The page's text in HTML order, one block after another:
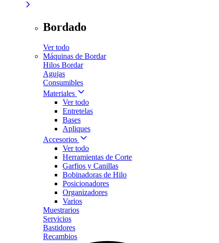
Bordado
Ver todo
Máquinas de Bordar
Hilos Bordar
Agujas
Consumibles
Materiales
Ver todo
Entretelas
Bases
Apliques
Accesorios
Ver todo
Herramientas de Corte
Garfios y Canillas
Bobinadoras de Hilo
Posicionadores
Organizadores
Varios
Muestrarios
Servicios
Bastidores
Recambios